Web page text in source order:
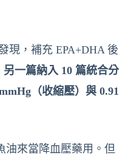
現，補充 EPA+DHA 後
另一篇納入 10 篇統合分
（收縮壓）與 0.91
油來當降血壓藥用。但